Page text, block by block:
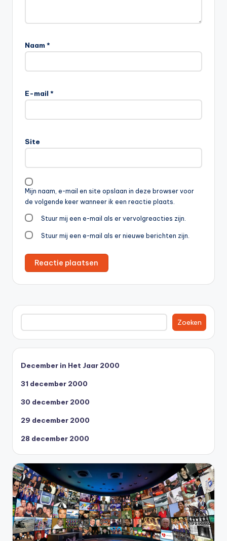
Naam *
E-mail *
Site
Mijn naam, e-mail en site opslaan in deze browser voor
de volgende keer wanneer ik een reactie plaats.
Stuur mij een e-mail als er vervolgreacties zijn.
Stuur mij een e-mail als er nieuwe berichten zijn.
Zoeken
Zoeken
December in Het Jaar 2000
31 december 2000
30 december 2000
29 december 2000
28 december 2000